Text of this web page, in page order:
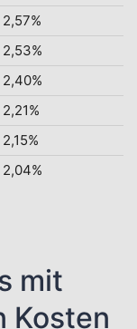
2,57%
2,53%
2,40%
2,21%
2,15%
2,04%
mit
Kosten